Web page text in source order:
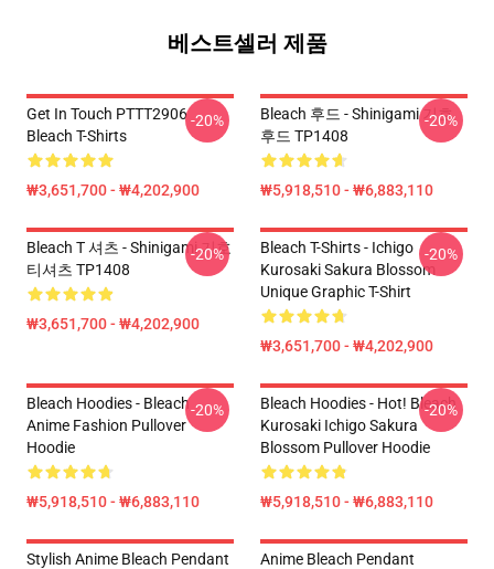
베스트셀러 제품
Get In Touch PTTT2906
Bleach T-Shirts
₩3,651,700 - ₩4,202,900
-20%
Bleach 후드 - Shinigami 기호
후드 TP1408
₩5,918,510 - ₩6,883,110
-20%
Bleach T 셔츠 - Shinigami 기호
티셔츠 TP1408
₩3,651,700 - ₩4,202,900
-20%
Bleach T-Shirts - Ichigo
Kurosaki Sakura Blossom
Unique Graphic T-Shirt
₩3,651,700 - ₩4,202,900
-20%
Bleach Hoodies - Bleach
Anime Fashion Pullover
Hoodie
₩5,918,510 - ₩6,883,110
-20%
Bleach Hoodies - Hot! Bleach
Kurosaki Ichigo Sakura
Blossom Pullover Hoodie
₩5,918,510 - ₩6,883,110
-20%
Stylish Anime Bleach Pendant
Anime Bleach Pendant